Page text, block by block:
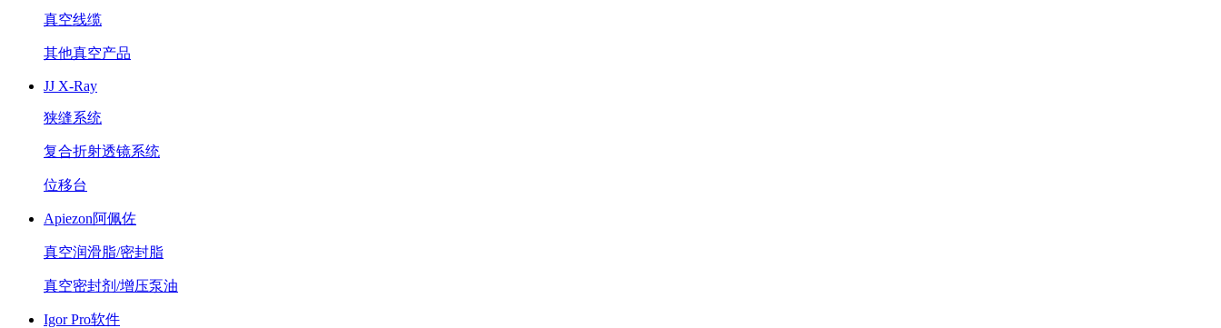
真空线缆
其他真空产品
JJ X-Ray
狭缝系统
复合折射透镜系统
位移台
Apiezon阿佩佐
真空润滑脂/密封脂
真空密封剂/增压泵油
Igor Pro软件